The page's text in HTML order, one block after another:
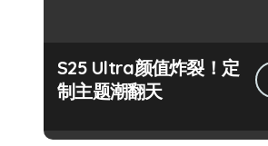
S25 Ultra颜值炸裂！定
制主题潮翻天